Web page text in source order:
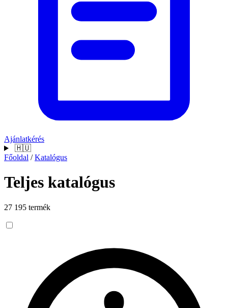
Ajánlatkérés
🇭🇺
Főoldal / Katalógus
Teljes katalógus
27 195 termék